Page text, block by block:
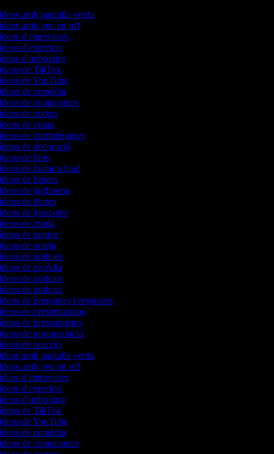
amb pantalla verda
amb veu en off
d'entrevistes
d'exercicis
d'unboxing
de TikTok
de YouTube
de comèdia
de contacontes
de cotxes
de cuina
de curtmetratges
de decoració
de fans
de fashion haul
de fitness
de jardineria
de lletres
de mascotes
de moda
de natura
de neteja
de notícies
de paròdia
de podcast
de podcast
de preguntes i respostes
de presentacions
de pressupostos
de pronunciació
de reacció
amb pantalla verda
amb veu en off
d'entrevistes
d'exercicis
d'unboxing
de TikTok
de YouTube
de comèdia
de contacontes